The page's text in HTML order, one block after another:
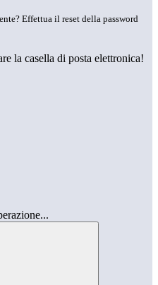
Effettua il reset della password
la casella di posta elettronica!